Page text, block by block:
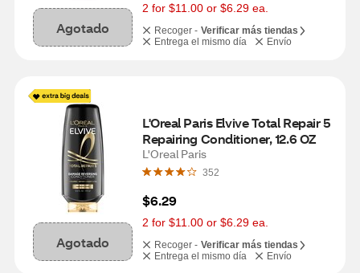
Agotado
2 for $11.00 or $6.29 ea.
Recoger - Verificar más tiendas
Entrega el mismo día
Envío
Agotado
L'Oreal Paris Elvive Total Repair 5
Repairing Conditioner, 12.6 OZ
L'Oreal Paris
352
$6.29
2 for $11.00 or $6.29 ea.
Recoger - Verificar más tiendas
Entrega el mismo día
Envío